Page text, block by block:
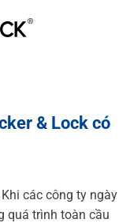
& Lock có
Khi các công ty ngày
quá trình toàn cầu